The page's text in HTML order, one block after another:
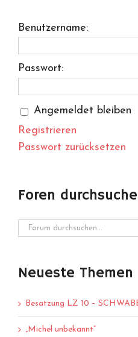
Benutzername:
Passwort:
Angemeldet bleiben
Registrieren
Passwort zurücksetzen
Foren
Neueste Themen
Besatzung LZ 10 –
„Michel unbekannt“